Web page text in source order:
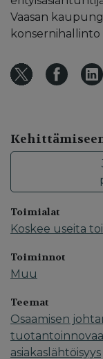
Vaasan
konsernihallinto
Toimialat
Koskee useita
Toiminnot
Muu
Teemat
Osaamisen
asiakaslähtöisyys